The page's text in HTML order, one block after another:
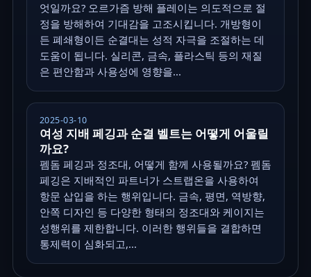
엇일까요? 오르가즘 방해 플레이는 의도적으로 절
정을 방해하여 기대감을 고조시킵니다. 개방형이
든 폐쇄형이든 순결대는 성적 자극을 조절하는 데
도움이 됩니다. 실리콘, 금속, 플라스틱 등의 재질
은 편안함과 사용성에 영향을...
2025-03-10
여성 지배 페깅과 순결 벨트는 어떻게 어울릴
까요?
펨돔 페깅과 정조대, 어떻게 함께 사용될까요? 펨돔
페깅은 지배적인 파트너가 스트랩온을 사용하여
항문 삽입을 하는 행위입니다. 금속, 평면, 역방향,
안쪽 디자인 등 다양한 형태의 정조대와 케이지는
성행위를 제한합니다. 이러한 행위들을 결합하면
통제력이 심화되고,...